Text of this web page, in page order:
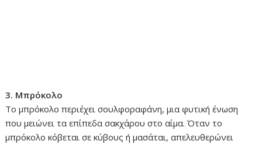
3. Μπρόκολο
Το μπρόκολο περιέχει σουλφοραφάνη, μια φυτική ένωση
που μειώνει τα επίπεδα σακχάρου στο αίμα. Όταν το
μπρόκολο κόβεται σε κύβους ή μασάται, απελευθερώνει